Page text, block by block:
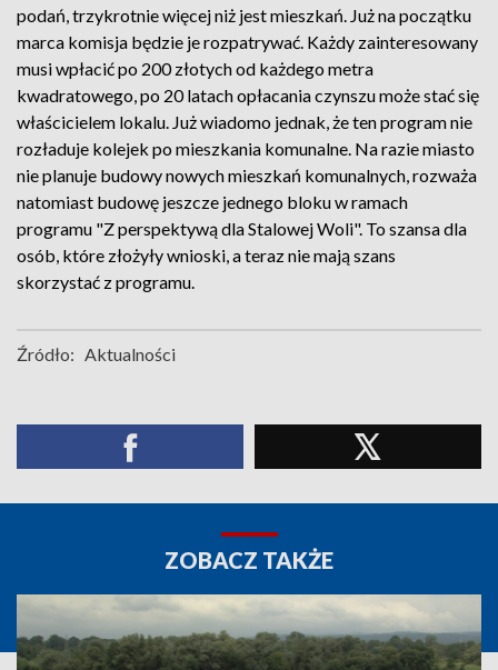
podań, trzykrotnie więcej niż jest mieszkań. Już na początku
marca komisja będzie je rozpatrywać. Każdy zainteresowany
musi wpłacić po 200 złotych od każdego metra
kwadratowego, po 20 latach opłacania czynszu może stać się
właścicielem lokalu. Już wiadomo jednak, że ten program nie
rozładuje kolejek po mieszkania komunalne. Na razie miasto
nie planuje budowy nowych mieszkań komunalnych, rozważa
natomiast budowę jeszcze jednego bloku w ramach
programu "Z perspektywą dla Stalowej Woli". To szansa dla
osób, które złożyły wnioski, a teraz nie mają szans
skorzystać z programu.
Źródło: Aktualności
ZOBACZ TAKŻE